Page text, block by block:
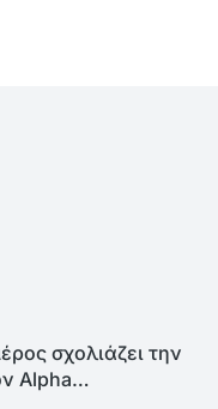
σχολιάζει την
Alpha…